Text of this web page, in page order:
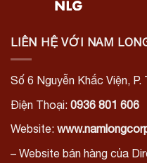
LIÊN HỆ VỚI NAM
Số 6 Nguyễn Khắc Viện,
Điện Thoại: 0936 801 606
Website:
– Website bán hàng của